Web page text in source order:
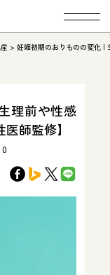
> 妊娠初期のおりものの変化 |
理前や性感
師監修】